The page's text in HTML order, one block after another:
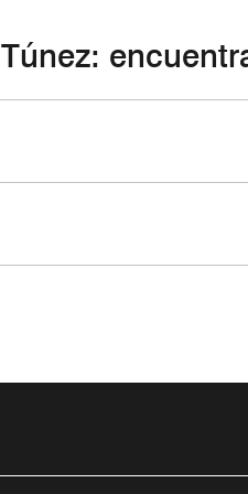
Túnez: